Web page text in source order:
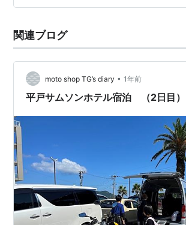
盛況で、新造船の見学会は70分待ちだっ
見れました。しかし、とてつもない大きさ
っかくなので記念写真。 子供のみな…
関連ブログ
moto shop TG’s diary • 1年前
平戸サムソンホテル宿泊 （2日目）